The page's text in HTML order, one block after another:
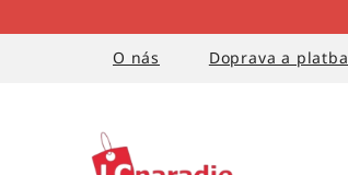
na
O nás
Doprava a platba